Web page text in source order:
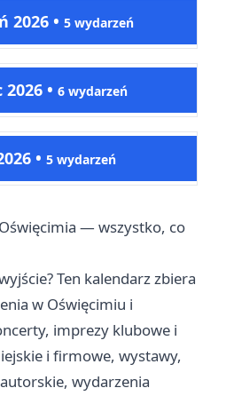
2026 • 5 wydarzeń
2026 • 6 wydarzeń
• 5 wydarzeń
— wszystko, co
Ten kalendarz zbiera
w Oświęcimiu i
imprezy klubowe i
i firmowe, wystawy,
wydarzenia